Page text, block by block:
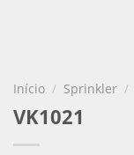
Início / Sprinkler /
VK1021